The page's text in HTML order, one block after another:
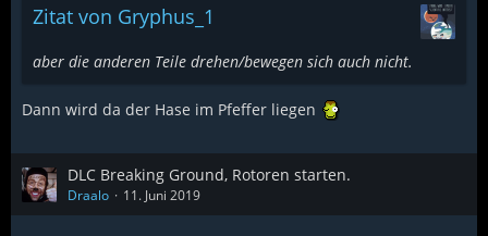
Zitat von Gryphus_1
aber die anderen Teile drehen/bewegen sich auch nicht.
Dann wird da der Hase im Pfeffer liegen
DLC Breaking Ground, Rotoren starten.
Draalo 11. Juni 2019